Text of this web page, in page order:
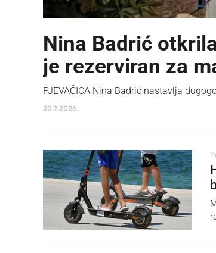
Nina Badrić
je rezerviran za
PJEVAČICA Nina Badrić nastavlja
20.7.2026.